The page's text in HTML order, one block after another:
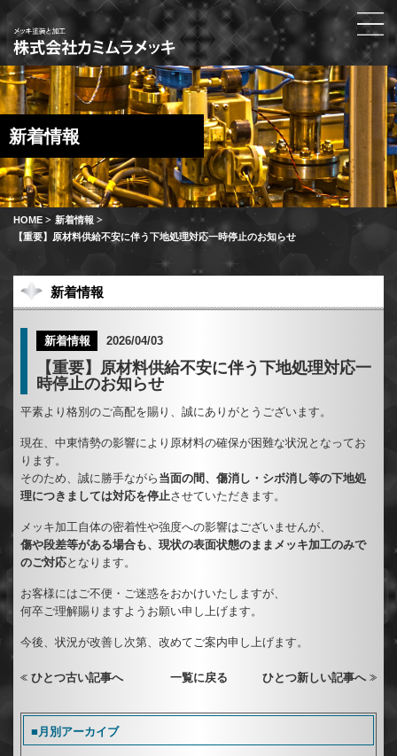
新着情報
HOME
新着情報
【重要】原材料供給不安に伴う下地処理対応一時停止のお知らせ
新着情報
新着情報 2026/04/03
【重要】原材料供給不安に伴う下地処理対応一
時停止のお知らせ
平素より格別のご高配を賜り、誠にありがとうございます。
現在、中東情勢の影響により原材料の確保が困難な状況となってお
ります。
そのため、誠に勝手ながら 当面の間、傷消し・シボ消し等の下地処
理につきましては対応を停止させていただきます。
メッキ加工自体の密着性や強度への影響はございませんが、
傷や段差等がある場合も、現状の表面状態のままメッキ加工のみで
のご対応となります。
お客様にはご不便・ご迷惑をおかけいたしますが、
何卒ご理解賜りますようお願い申し上げます。
今後、状況が改善し次第、改めてご案内申し上げます。
ひとつ古い記事へ 一覧に戻る ひとつ新しい記事へ
■月別アーカイブ